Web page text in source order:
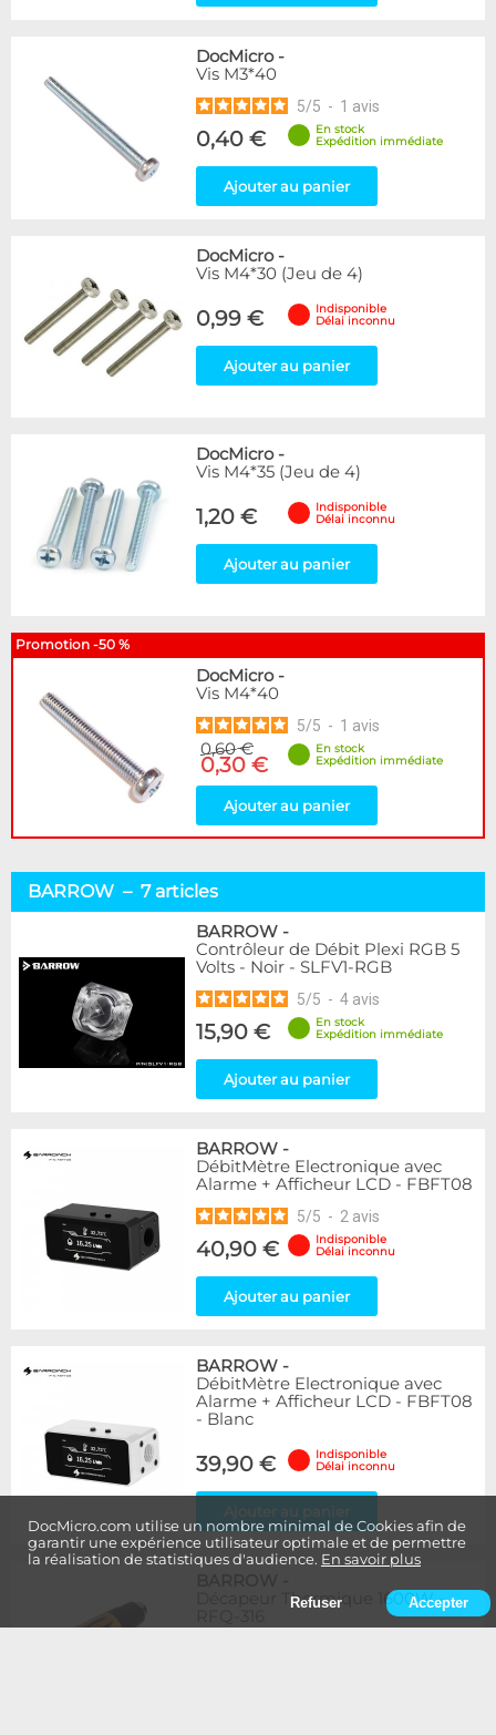
DocMicro.com utilise un nombre minimal de Cookies afin de
garantir une expérience utilisateur optimale et de permettre
la réalisation de statistiques d'audience. En savoir plus
Refuser Accepter
DocMicro-
Vis M3*40
5/5 - 1 avis
0,40 €
En stock
Expédition immédiate
Ajouter au panier
DocMicro-
Vis M4*30 (Jeu de 4)
0,99 €
Indisponible
Délai inconnu
Ajouter au panier
DocMicro-
Vis M4*35 (Jeu de 4)
1,20 €
Indisponible
Délai inconnu
Ajouter au panier
Promotion -50 %
DocMicro-
Vis M4*40
5/5 - 1 avis
0,60 €
0,30 €
En stock
Expédition immédiate
Ajouter au panier
BARROW – 7 articles
BARROW -
Contrôleur de Débit Plexi RGB 5
Volts - Noir - SLFV1-RGB
5/5 - 4 avis
15,90 €
En stock
Expédition immédiate
Ajouter au panier
BARROW -
DébitMètre Electronique avec
Alarme + Afficheur LCD - FBFT08
5/5 - 2 avis
40,90 €
Indisponible
Délai inconnu
Ajouter au panier
BARROW -
DébitMètre Electronique avec
Alarme + Afficheur LCD - FBFT08
- Blanc
39,90 €
Indisponible
Délai inconnu
Ajouter au panier
Décapeur Thermique 1600W -